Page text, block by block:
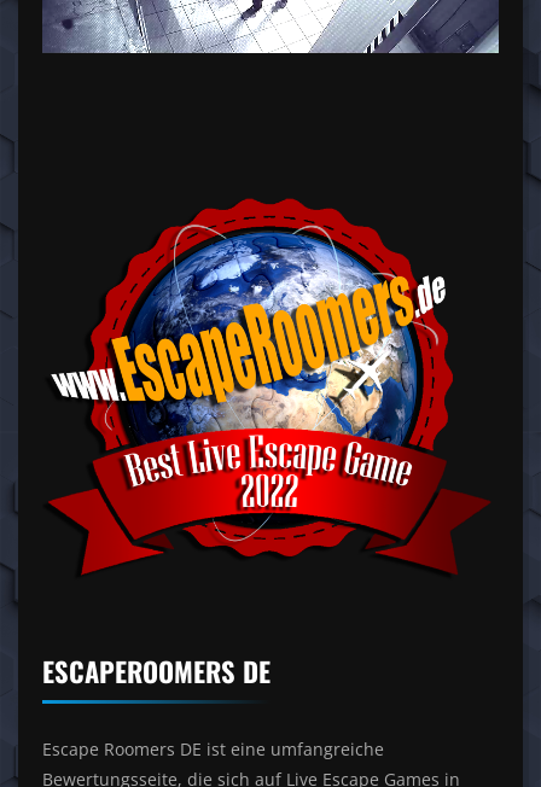
ESCAPEROOMERS DE
Escape Roomers DE ist eine umfangreiche
Bewertungsseite, die sich auf Live Escape Games in